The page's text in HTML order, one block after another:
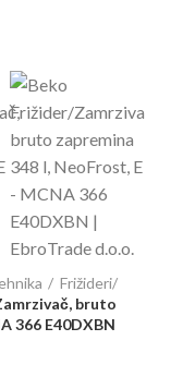
Frižideri/
bruto
366 E40DXBN